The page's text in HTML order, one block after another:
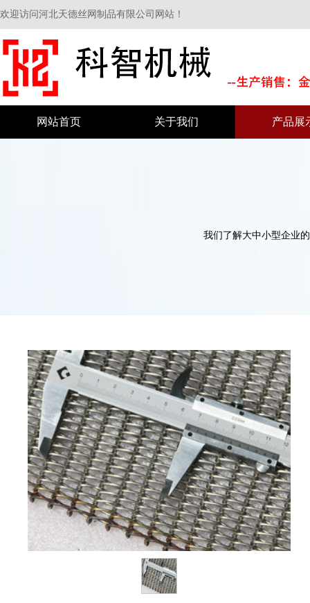
欢迎访问河北天德丝网制品有限公司网站！
网站首页 关于我们 产品展
我们了解大中小型企业